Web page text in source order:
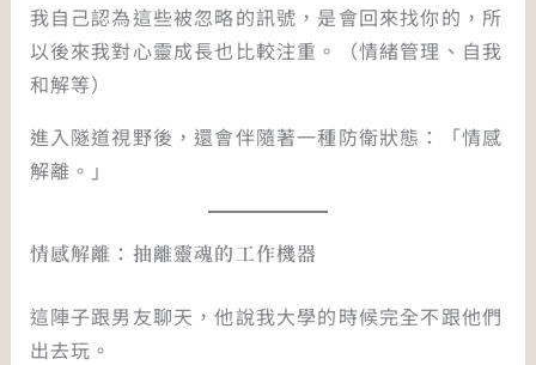
我自己認為這些被忽略的訊號，是會回來找你的，所
以後來我對心靈成長也比較注重。（情緒管理、自我
和解等）
進入隧道視野後，還會伴隨著一種防衛狀態：「情感
解離。」
情感解離：抽離靈魂的工作機器
這陣子跟男友聊天，他說我大學的時候完全不跟他們
出去玩。